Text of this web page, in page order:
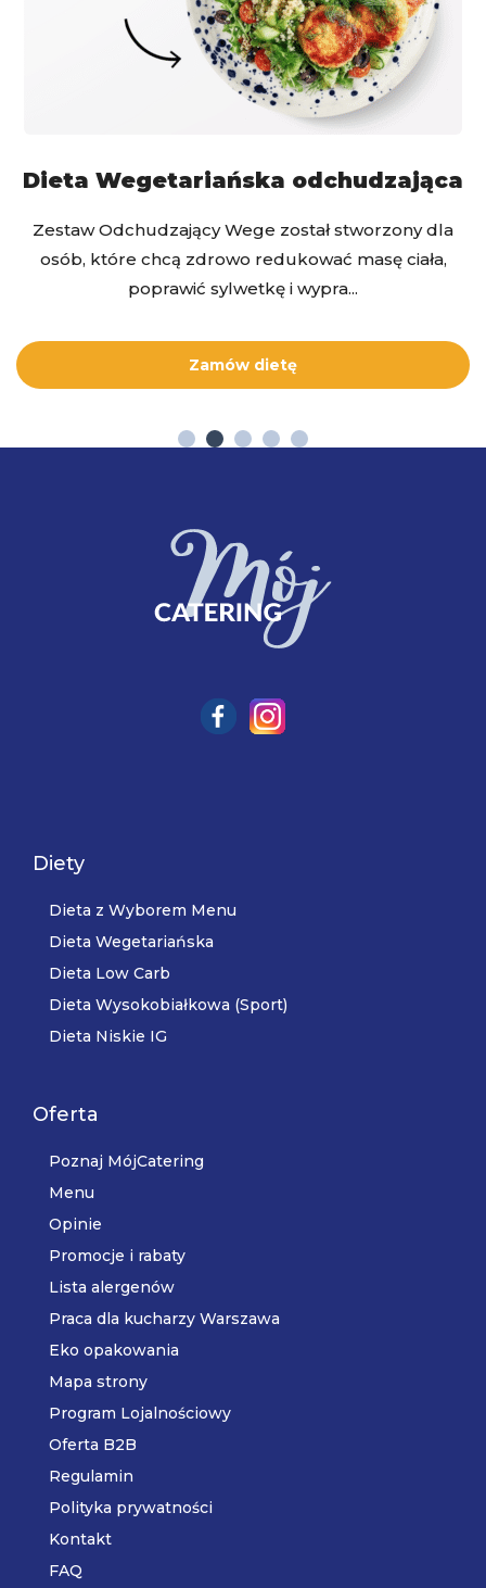
Dieta Wegetariańska odchudzająca
Zestaw Odchudzający Wege został stworzony dla
osób, które chcą zdrowo redukować masę ciała,
poprawić sylwetkę i wypra...
Zamów dietę
Diety
Dieta z Wyborem Menu
Dieta Wegetariańska
Dieta Low Carb
Dieta Wysokobiałkowa (Sport)
Dieta Niskie IG
Oferta
Poznaj MójCatering
Menu
Opinie
Promocje i rabaty
Lista alergenów
Praca dla kucharzy Warszawa
Eko opakowania
Mapa strony
Program Lojalnościowy
Oferta B2B
Regulamin
Polityka prywatności
Kontakt
FAQ